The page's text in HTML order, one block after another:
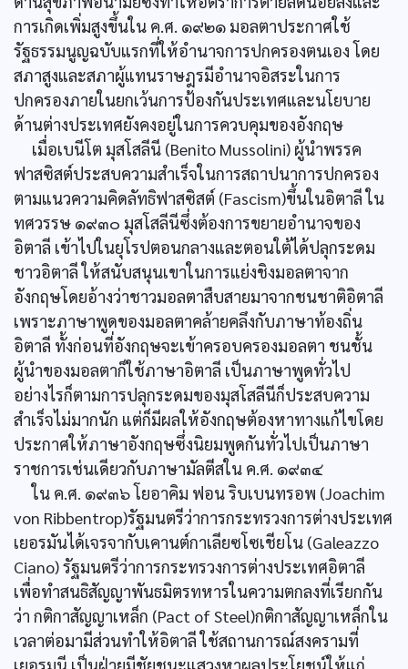
การเกิดเพิ่มสูงขึ้นใน ค.ศ. ๑๙๒๑ มอลตาประกาศใช้
รัฐธรรมนูญฉบับแรกที่ให้อำนาจการปกครองตนเอง โดย
สภาสูงและสภาผู้แทนราษฎรมีอำนาจอิสระในการ
ปกครองภายในยกเว้นการป้องกันประเทศและนโยบาย
ด้านต่างประเทศยังคงอยู่ในการควบคุมของอังกฤษ
เมื่อเบนีโต มุสโสลีนี (Benito Mussolini) ผู้นำพรรค
ฟาสซิสต์ประสบความสำเร็จในการสถาปนาการปกครอง
ตามแนวความคิดลัทธิฟาสซิสต์ (Fascism)ขึ้นในอิตาลี ใน
ทศวรรษ ๑๙๓๐ มุสโสลีนีซึ่งต้องการขยายอำนาจของ
อิตาลี เข้าไปในยุโรปตอนกลางและตอนใต้ได้ปลุกระดม
ชาวอิตาลี ให้สนับสนุนเขาในการแย่งชิงมอลตาจาก
อังกฤษโดยอ้างว่าชาวมอลตาสืบสายมาจากชนชาติอิตาลี
เพราะภาษาพูดของมอลตาคล้ายคลึงกับภาษาท้องถิ่น
อิตาลี ทั้งก่อนที่อังกฤษจะเข้าครอบครองมอลตา ชนชั้น
ผู้นำของมอลตาก็ใช้ภาษาอิตาลี เป็นภาษาพูดทั่วไป
อย่างไรก็ตามการปลุกระดมของมุสโสลีนีก็ประสบความ
สำเร็จไม่มากนัก แต่ก็มีผลให้อังกฤษต้องหาทางแก้ไขโดย
ประกาศให้ภาษาอังกฤษซึ่งนิยมพูดกันทั่วไปเป็นภาษา
ราชการเช่นเดียวกับภาษามัลตีสใน ค.ศ. ๑๙๓๔
ใน ค.ศ. ๑๙๓๖ โยอาคิม ฟอน ริบเบนทรอพ (Joachim
von Ribbentrop)รัฐมนตรีว่าการกระทรวงการต่างประเทศ
เยอรมันได้เจรจากับเคานต์กาเลียซโซเชียโน (Galeazzo
Ciano) รัฐมนตรีว่าการกระทรวงการต่างประเทศอิตาลี
เพื่อทำสนธิสัญญาพันธมิตรทหารในความตกลงที่เรียกกัน
ว่า กติกาสัญญาเหล็ก (Pact of Steel)กติกาสัญญาเหล็กใน
เวลาต่อมามีส่วนทำให้อิตาลี ใช้สถานการณ์สงครามที่